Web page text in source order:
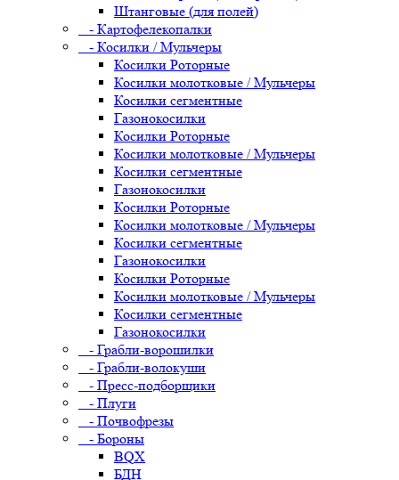
Штанговые (для полей)
- Картофелекопалки
- Косилки / Мульчеры
Косилки Роторные
Косилки молотковые / Мульчеры
Косилки сегментные
Газонокосилки
Косилки Роторные
Косилки молотковые / Мульчеры
Косилки сегментные
Газонокосилки
Косилки Роторные
Косилки молотковые / Мульчеры
Косилки сегментные
Газонокосилки
Косилки Роторные
Косилки молотковые / Мульчеры
Косилки сегментные
Газонокосилки
- Грабли-ворошилки
- Грабли-волокуши
- Пресс-подборщики
- Плуги
- Почвофрезы
- Бороны
BQX
БДН